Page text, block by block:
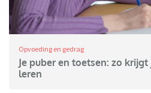
Opvoeding en gedrag
Je puber en toetsen: zo
leren